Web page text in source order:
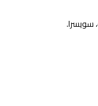
سويسرا.